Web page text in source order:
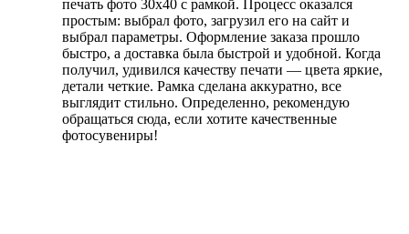
печать фото 30х40 с рамкой. Процесс оказался
простым: выбрал фото, загрузил его на сайт и
выбрал параметры. Оформление заказа прошло
быстро, а доставка была быстрой и удобной. Когда
получил, удивился качеству печати — цвета яркие,
детали четкие. Рамка сделана аккуратно, все
выглядит стильно. Определенно, рекомендую
обращаться сюда, если хотите качественные
фотосувениры!